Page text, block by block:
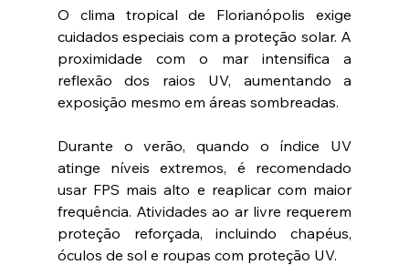
O clima tropical de Florianópolis exige
cuidados especiais com a proteção solar. A
proximidade com o mar intensifica a
reflexão dos raios UV, aumentando a
exposição mesmo em áreas sombreadas.
Durante o verão, quando o índice UV
atinge níveis extremos, é recomendado
usar FPS mais alto e reaplicar com maior
frequência. Atividades ao ar livre requerem
proteção reforçada, incluindo chapéus,
óculos de sol e roupas com proteção UV.